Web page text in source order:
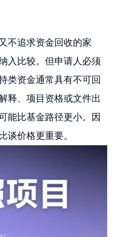
不追求资金回收的家
入比较。但申请人必须
类资金通常具有不可回
释、项目资格或文件出
能比基金路径更小。因
谈价格更重要。